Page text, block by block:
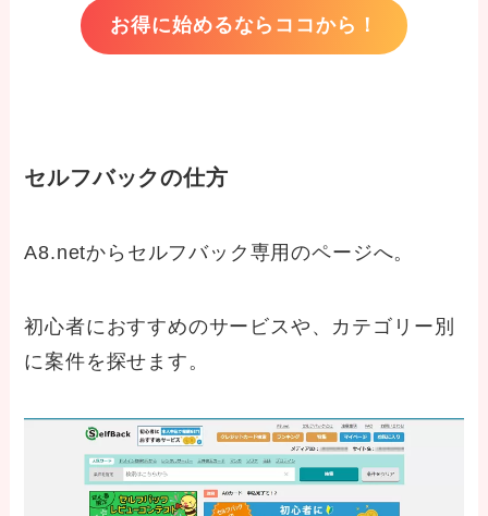
お得に始めるならココから！
セルフバックの仕方
A8.netからセルフバック専用のページへ。
初心者におすすめのサービスや、カテゴリー別
に案件を探せます。